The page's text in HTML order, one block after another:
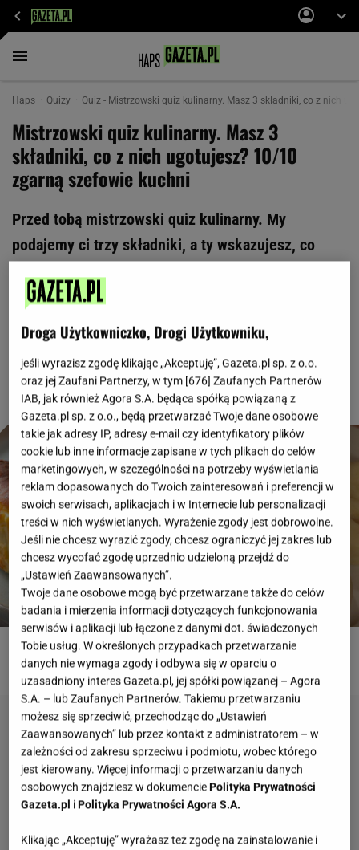
Haps Quizy Quiz - Mistrzowski quiz kulinarny. Masz 3 składniki, co z nich
Mistrzowski quiz kulinarny. Masz 3
składniki, co z nich ugotujesz? 10/10
zgarną szefowie kuchni
Przed tobą mistrzowski quiz kulinarny. My
podajemy ci trzy składniki, a ty wskazujesz, co
pytania są pełne pułapek! Tylko szefowie kuchni
sobie z nimi poradzą. Wykaż się wiedzą o
gotowaniu i zgarnij 10/10!
ROZWIĄŻ QUIZ
Droga Użytkowniczko, Drogi Użytkowniku,
jeśli wyrazisz zgodę klikając „Akceptuję”, Gazeta.pl sp. z o.o.
oraz jej Zaufani Partnerzy, w tym [676] Zaufanych Partnerów
IAB, jak również Agora S.A. będąca spółką powiązaną z
Gazeta.pl sp. z o.o., będą przetwarzać Twoje dane osobowe
takie jak adresy IP, adresy e-mail czy identyfikatory plików
cookie lub inne informacje zapisane w tych plikach do celów
marketingowych, w szczególności na potrzeby wyświetlania
reklam dopasowanych do Twoich zainteresowań i preferencji w
swoich serwisach, aplikacjach i w Internecie lub personalizacji
treści w nich wyświetlanych. Wyrażenie zgody jest dobrowolne.
Jeśli nie chcesz wyrazić zgody, chcesz ograniczyć jej zakres lub
chcesz wycofać zgodę uprzednio udzieloną przejdź do
„Ustawień Zaawansowanych”.
Twoje dane osobowe mogą być przetwarzane także do celów
badania i mierzenia informacji dotyczących funkcjonowania
serwisów i aplikacji lub łączone z danymi dot. świadczonych
Tobie usług. W określonych przypadkach przetwarzanie
danych nie wymaga zgody i odbywa się w oparciu o
uzasadniony interes Gazeta.pl, jej spółki powiązanej – Agora
S.A. – lub Zaufanych Partnerów. Takiemu przetwarzaniu
możesz się sprzeciwić, przechodząc do „Ustawień
Zaawansowanych” lub przez kontakt z administratorem – w
zależności od zakresu sprzeciwu i podmiotu, wobec którego
jest kierowany. Więcej informacji o przetwarzaniu danych
osobowych znajdziesz w dokumenciePolityka Prywatności
Gazeta.pl iPolityka Prywatności Agora S.A.
Klikając „Akceptuję” wyrażasz też zgodę na zainstalowanie i